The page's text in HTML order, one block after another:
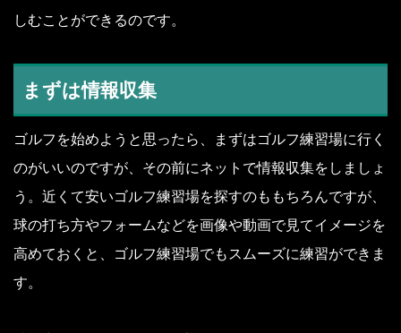
しむことができるのです。
まずは情報収集
ゴルフを始めようと思ったら、まずはゴルフ練習場に行く
のがいいのですが、その前にネットで情報収集をしましょ
う。近くて安いゴルフ練習場を探すのももちろんですが、
球の打ち方やフォームなどを画像や動画で見てイメージを
高めておくと、ゴルフ練習場でもスムーズに練習ができま
す。